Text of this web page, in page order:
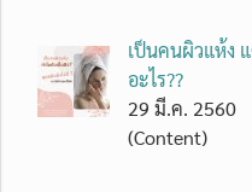
เป็นคนผิวแห้ง
อะไร??
29 มี.ค. 2560
(Content)